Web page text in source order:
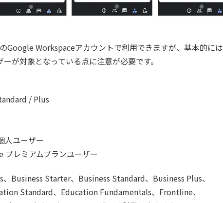
Google Workspaceアカウントで利用できますが、基本的には
が対象となっている点に注意が必要です。
/ Plus
人ユーザー
プレミアムプランユーザー
Business Starter、Business Standard、Business Plus、
Standard、Education Fundamentals、Frontline、